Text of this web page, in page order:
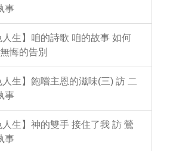
事
生】咱的詩歌 咱的故事 如何
悔的告別
生】飽嚐主恩的滋味(三) 訪 二
事
生】神的雙手 接住了我 訪 鶯
事